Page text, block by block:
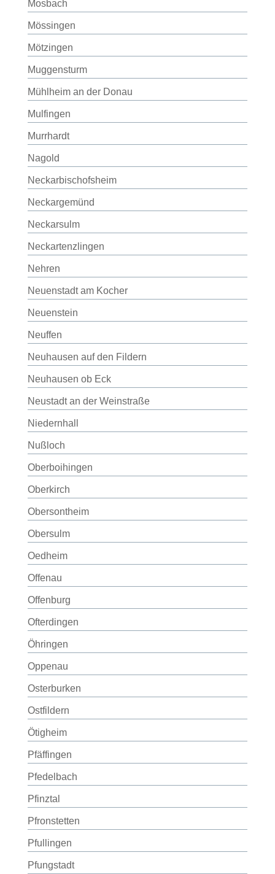
Mosbach
Mössingen
Mötzingen
Muggensturm
Mühlheim an der Donau
Mulfingen
Murrhardt
Nagold
Neckarbischofsheim
Neckargemünd
Neckarsulm
Neckartenzlingen
Nehren
Neuenstadt am Kocher
Neuenstein
Neuffen
Neuhausen auf den Fildern
Neuhausen ob Eck
Neustadt an der Weinstraße
Niedernhall
Nußloch
Oberboihingen
Oberkirch
Obersontheim
Obersulm
Oedheim
Offenau
Offenburg
Ofterdingen
Öhringen
Oppenau
Osterburken
Ostfildern
Ötigheim
Pfäffingen
Pfedelbach
Pfinztal
Pfronstetten
Pfullingen
Pfungstadt